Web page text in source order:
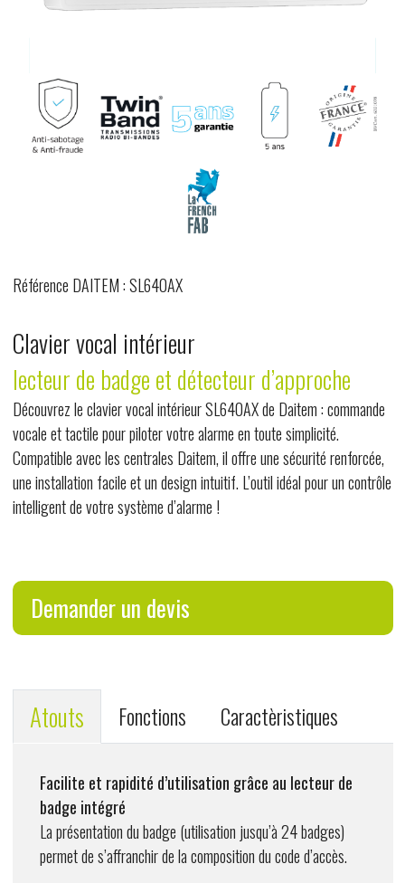
Référence DAITEM : SL640AX
Clavier vocal intérieur
lecteur de badge et détecteur d’approche
Découvrez le clavier vocal intérieur SL640AX de Daitem : commande
vocale et tactile pour piloter votre alarme en toute simplicité.
Compatible avec les centrales Daitem, il offre une sécurité renforcée,
une installation facile et un design intuitif. L’outil idéal pour un contrôle
intelligent de votre système d’alarme !
Demander un devis
Atouts Fonctions Caractèristiques
Facilite et rapidité d’utilisation grâce au lecteur de
badge intégré
La présentation du badge (utilisation jusqu’à 24 badges)
permet de s’affranchir de la composition du code d’accès.